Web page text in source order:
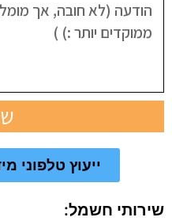
ייעוץ טלפוני מידי:
שירותי חשמל: